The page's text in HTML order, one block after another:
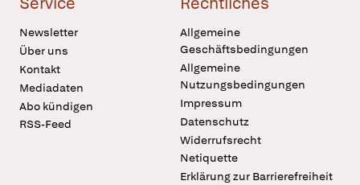
Newsletter
Über uns
Kontakt
Mediadaten
Abo kündigen
RSS-Feed
Allgemeine
Geschäftsbedingungen
Allgemeine
Nutzungsbedingungen
Impressum
Datenschutz
Widerrufsrecht
Netiquette
Erklärung zur Barrierefreiheit